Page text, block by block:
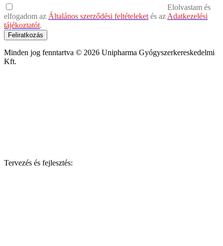
Elolvastam és
elfogadom az Általános szerződési feltételeket és az Adatkezelési
tájékoztatót.
Feliratkozás
Minden jog fenntartva © 2026 Unipharma Gyógyszerkereskedelmi
Kft.
Tervezés és fejlesztés: